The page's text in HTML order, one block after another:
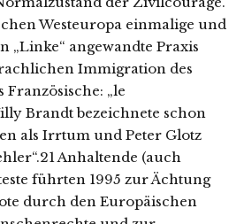
Westeuropa einmalige und
„Linke“ angewandte Praxis
Immigration des
Französische: „le
Brandt bezeichnete schon
als Irrtum und Peter Glotz
Anhaltende (auch
führten 1995 zur Ächtung
durch den Europäischen